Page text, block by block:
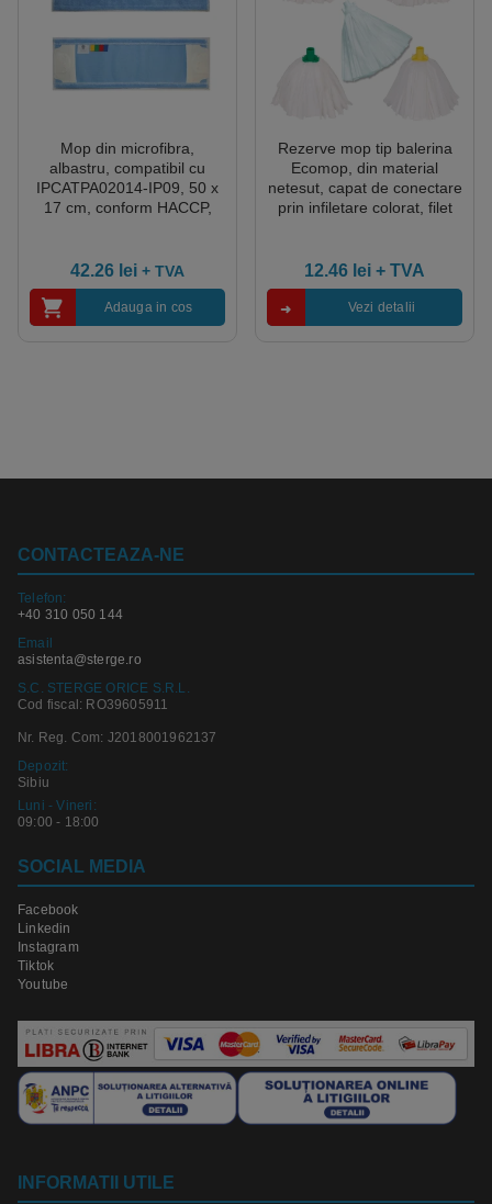
Mop din microfibra,
albastru, compatibil cu
IPCATPA02014-IP09, 50 x
17 cm, conform HACCP,
42.26 lei + TVA
Adauga in cos
Rezerve mop tip balerina
Ecomop, din material
netesut, capat de conectare
prin infiletare colorat, filet
12.46 lei + TVA
Vezi detalii
CONTACTEAZA-NE
Telefon:
+40 310 050 144
Email
asistenta@sterge.ro
S.C. STERGE ORICE S.R.L.
Cod fiscal: RO39605911
Nr. Reg. Com: J2018001962137
Depozit:
Sibiu
Luni - Vineri:
09:00 - 18:00
SOCIAL MEDIA
Facebook
Linkedin
Instagram
Tiktok
Youtube
INFORMATII UTILE